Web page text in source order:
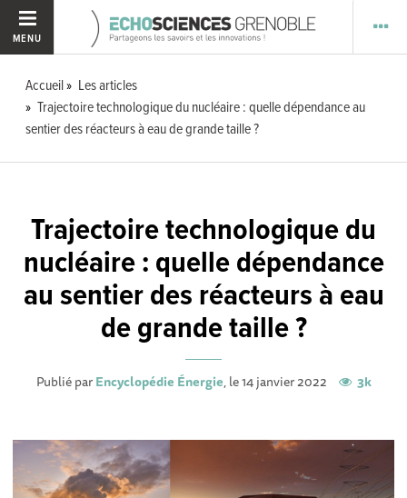
MENU
Accueil
Les articles
Trajectoire technologique du nucléaire : quelle dépendance au
sentier des réacteurs à eau de grande taille ?
Trajectoire technologique du
nucléaire : quelle dépendance
au sentier des réacteurs à eau
de grande taille ?
Publié parEncyclopédie Énergie, le 14 janvier 2022 3k